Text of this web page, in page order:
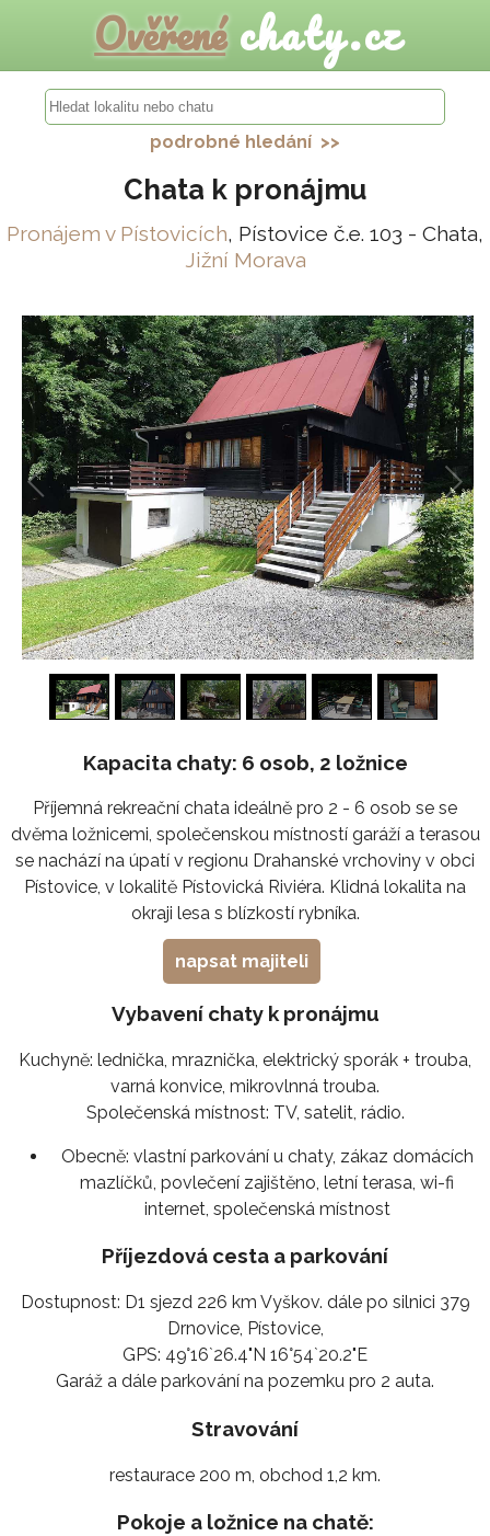
Ověřenéchaty.cz
podrobné hledání >>
Chata k pronájmu
Pronájem v Pístovicích, Pístovice č.e. 103 - Chata,
Jižní Morava
1/19
Kapacita chaty: 6 osob, 2 ložnice
Příjemná rekreační chata ideálně pro 2 - 6 osob se se
dvěma ložnicemi, společenskou místností garáží a terasou
se nachází na úpatí v regionu Drahanské vrchoviny v obci
Pístovice, v lokalitě Pístovická Riviéra. Klidná lokalita na
okraji lesa s blízkostí rybníka.
napsat majiteli
Vybavení chaty k pronájmu
Kuchyně: lednička, mraznička, elektrický sporák + trouba,
varná konvice, mikrovlnná trouba.
Společenská místnost: TV, satelit, rádio.
Obecně: vlastní parkování u chaty, zákaz domácích
mazlíčků, povlečení zajištěno, letní terasa, wi-fi
internet, společenská místnost
Příjezdová cesta a parkování
Dostupnost: D1 sjezd 226 km Vyškov. dále po silnici 379
Drnovice, Pístovice,
GPS: 49°16`26.4"N 16°54`20.2"E
Garáž a dále parkování na pozemku pro 2 auta.
Stravování
restaurace 200 m, obchod 1,2 km.
Pokoje a ložnice na chatě: